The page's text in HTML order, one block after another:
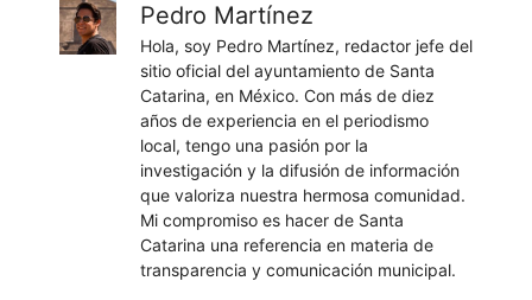
Pedro Martínez
Hola, soy Pedro Martínez, redactor jefe del
sitio oficial del ayuntamiento de Santa
Catarina, en México. Con más de diez
años de experiencia en el periodismo
local, tengo una pasión por la
investigación y la difusión de información
que valoriza nuestra hermosa comunidad.
Mi compromiso es hacer de Santa
Catarina una referencia en materia de
transparencia y comunicación municipal.